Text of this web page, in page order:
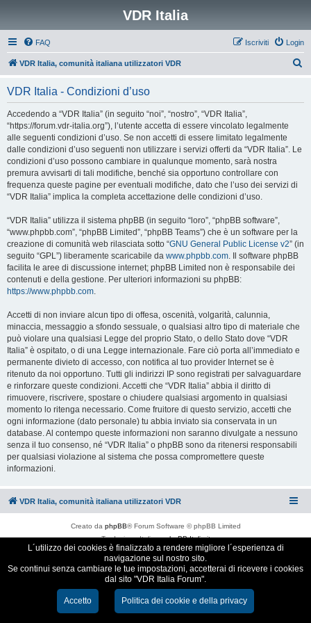
VDR Italia
FAQ Login
Iscriviti
VDR Italia, comunità italiana utilizzatori VDR
VDR Italia - Condizioni d’uso
Accedendo a “VDR Italia” (in seguito “noi”, “nostro”, “VDR Italia”,
“https://forum.vdr-italia.org”), l’utente accetta di essere vincolato legalmente
alle seguenti condizioni d’uso. Se non accetti di essere limitato legalmente
dalle condizioni d’uso seguenti non utilizzare i servizi offerti da “VDR Italia”. Le
condizioni d’uso possono cambiare in qualunque momento, sarà nostra
premura avvisarti di tali modifiche, benché sia opportuno controllare con
frequenza queste pagine per eventuali modifiche, dato che l’uso dei servizi di
“VDR Italia” implica la completa accettazione delle condizioni d’uso.
“VDR Italia” utilizza il sistema phpBB (in seguito “loro”, “phpBB software”,
“www.phpbb.com”, “phpBB Limited”, “phpBB Teams”) che è un software per la
creazione di comunità web rilasciata sotto “GNU General Public License v2” (in
seguito “GPL”) liberamente scaricabile da www.phpbb.com. Il software phpBB
facilita le aree di discussione internet; phpBB Limited non è responsabile dei
contenuti e della gestione. Per ulteriori informazioni su phpBB:
https://www.phpbb.com.
Accetti di non inviare alcun tipo di offesa, oscenità, volgarità, calunnia,
minaccia, messaggio a sfondo sessuale, o qualsiasi altro tipo di materiale che
può violare una qualsiasi Legge del proprio Stato, o dello Stato dove “VDR
Italia” è ospitato, o di una Legge internazionale. Fare ciò porta all’immediato e
permanente divieto di accesso, con notifica al tuo provider Internet se è
ritenuto da noi opportuno. Tutti gli indirizzi IP sono registrati per salvaguardare
e rinforzare queste condizioni. Accetti che “VDR Italia” abbia il diritto di
rimuovere, riscrivere, spostare o chiudere qualsiasi argomento in qualsiasi
momento lo ritenga necessario. Come fruitore di questo servizio, accetti che
ogni informazione (dato personale) tu abbia inviato sia conservata in un
database. Al contempo queste informazioni non saranno divulgate a nessuno
senza il tuo consenso, né “VDR Italia” o phpBB sono da ritenersi responsabili
per qualsiasi violazione al sistema che possa compromettere queste
informazioni.
VDR Italia, comunità italiana utilizzatori VDR
Creato da phpBB® Forum Software © phpBB Limited
Traduzione ItalianaphpBB-Italia.it
Cookie e Privacy
L´utilizzo dei cookies è finalizzato a rendere migliore l´esperienza di
navigazione sul nostro sito.
Se continui senza cambiare le tue impostazioni, accetterai di ricevere i cookies
dal sito "VDR Italia Forum".
Accetto Politica dei cookie e della privacy